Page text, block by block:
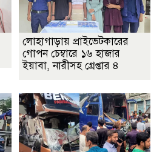
লোহাগাড়ায় প্রাইভেটকারের
গোপন চেম্বারে ১৬ হাজার
ইয়াবা, নারীসহ গ্রেপ্তার ৪